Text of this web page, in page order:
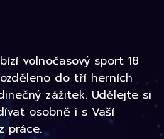
volnočasový sport 18
do tří herních
zážitek. Udělejte si
osobně i s Vaší
práce.